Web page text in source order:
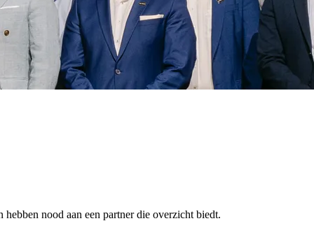
nood aan een partner die overzicht biedt.